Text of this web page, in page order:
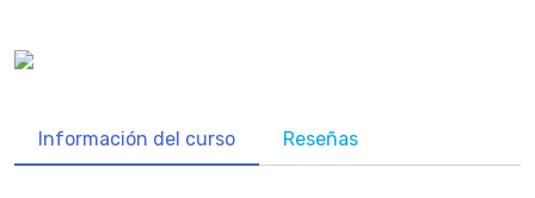
Información del curso Reseñas